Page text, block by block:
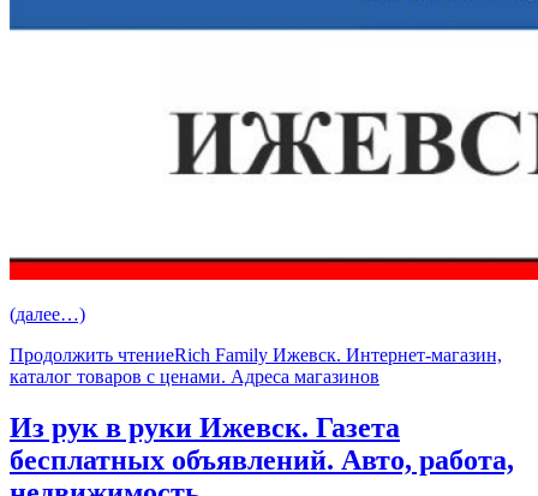
(далее…)
Продолжить чтениеRich Family Ижевск. Интернет-магазин,
каталог товаров с ценами. Адреса магазинов
Из рук в руки Ижевск. Газета
бесплатных объявлений. Авто, работа,